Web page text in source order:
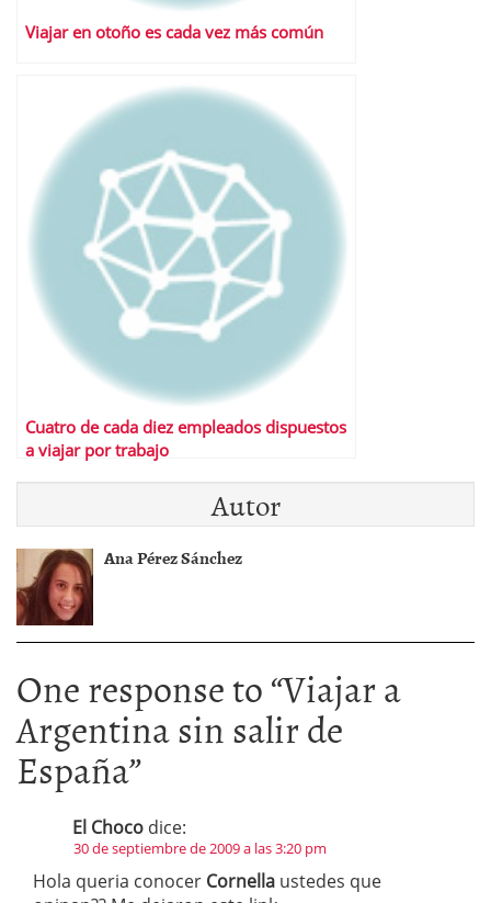
Viajar en otoño es cada vez más común
Cuatro de cada diez empleados dispuestos
a viajar por trabajo
Autor
Ana Pérez Sánchez
One response to “Viajar a
Argentina sin salir de
España”
El Choco dice:
30 de septiembre de 2009 a las 3:20 pm
Hola queria conocer Cornella ustedes que